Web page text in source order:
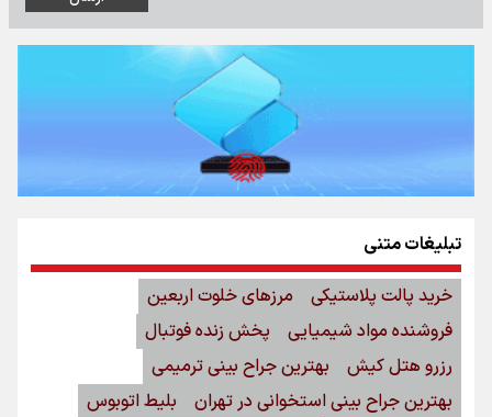
تبلیغات متنی
خرید پالت پلاستیکی
مرزهای خلوت اربعین
فروشنده مواد شیمیایی
پخش زنده فوتبال
رزرو هتل کیش
بهترین جراح بینی ترمیمی
بهترین جراح بینی استخوانی در تهران
بلیط اتوبوس